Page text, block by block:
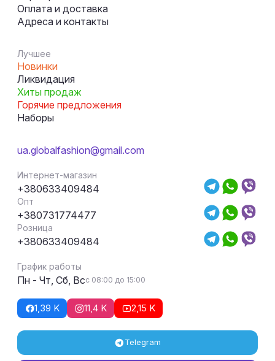
Оплата и доставка
Адреса и контакты
Лучшее
Новинки
Ликвидация
Хиты продаж
Горячие предложения
Наборы
ua.globalfashion@gmail.com
Интернет-магазин
+380633409484
Опт
+380731774477
Розница
+380633409484
График работы
Пн - Чт, Сб, Всс 08:00 до 15:00
1,39 K 11,4 K 2,15 K
Telegram